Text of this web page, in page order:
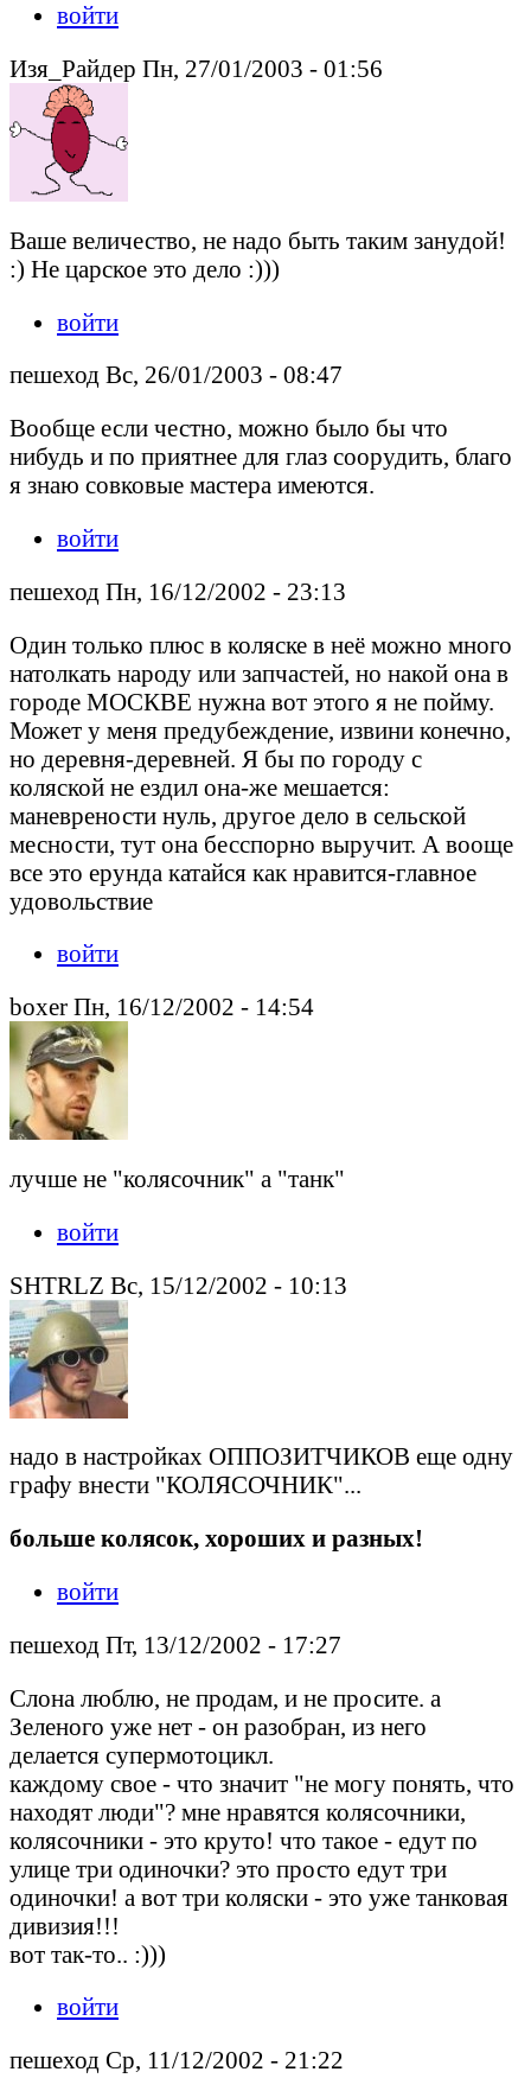
войти
Изя_Райдер Пн, 27/01/2003 - 01:56
Ваше величество, не надо быть таким занудой!
:) Не царское это дело :)))
войти
пешеход Вс, 26/01/2003 - 08:47
Вообще если честно, можно было бы что
нибудь и по приятнее для глаз соорудить, благо
я знаю совковые мастера имеются.
войти
пешеход Пн, 16/12/2002 - 23:13
Один только плюс в коляске в неё можно много
натолкать народу или запчастей, но накой она в
городе МОСКВЕ нужна вот этого я не пойму.
Может у меня предубеждение, извини конечно,
но деревня-деревней. Я бы по городу с
коляской не ездил она-же мешается:
маневрености нуль, другое дело в сельской
месности, тут она бесспорно выручит. А вооще
все это ерунда катайся как нравится-главное
удовольствие
войти
boxer Пн, 16/12/2002 - 14:54
лучше не "колясочник" а "танк"
войти
SHTRLZ Вс, 15/12/2002 - 10:13
надо в настройках ОППОЗИТЧИКОВ еще одну
графу внести "КОЛЯСОЧНИК"...
больше колясок, хороших и разных!
войти
пешеход Пт, 13/12/2002 - 17:27
Слона люблю, не продам, и не просите. а
Зеленого уже нет - он разобран, из него
делается супермотоцикл.
каждому свое - что значит "не могу понять, что
находят люди"? мне нравятся колясочники,
колясочники - это круто! что такое - едут по
улице три одиночки? это просто едут три
одиночки! а вот три коляски - это уже танковая
дивизия!!!
вот так-то.. :)))
войти
пешеход Ср, 11/12/2002 - 21:22